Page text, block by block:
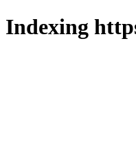
Indexing